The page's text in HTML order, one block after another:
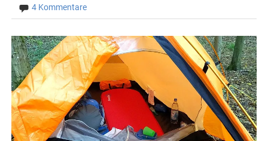
4 Kommentare